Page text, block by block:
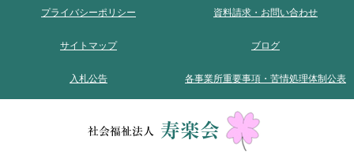
プライバシーポリシー 資料請求・お問い合わせ
サイトマップ ブログ
入札公告 各事業所重要事項・苦情処理体制公表